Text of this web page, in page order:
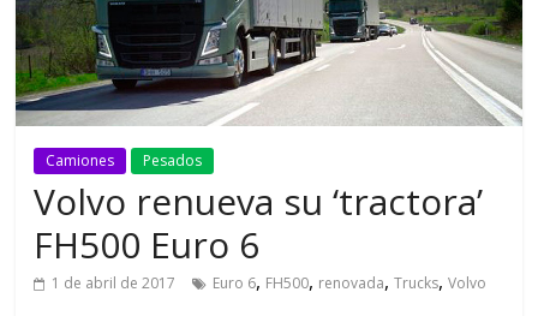
Camiones Pesados
Volvo renueva su ‘tractora’
FH500 Euro 6
1 de abril de 2017 Euro 6, FH500, renovada,Trucks,Volvo